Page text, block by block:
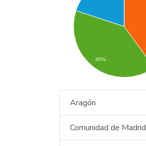
40%
Aragón
Comunidad de Madrid